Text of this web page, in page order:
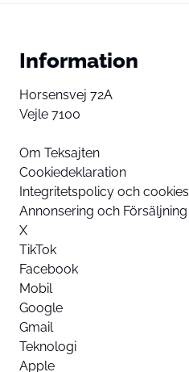
Information
Horsensvej 72A
Vejle 7100
Om Teksajten
Cookiedeklaration
Integritetspolicy och cookies
Annonsering och Försäljning
X
TikTok
Facebook
Mobil
Google
Gmail
Teknologi
Apple